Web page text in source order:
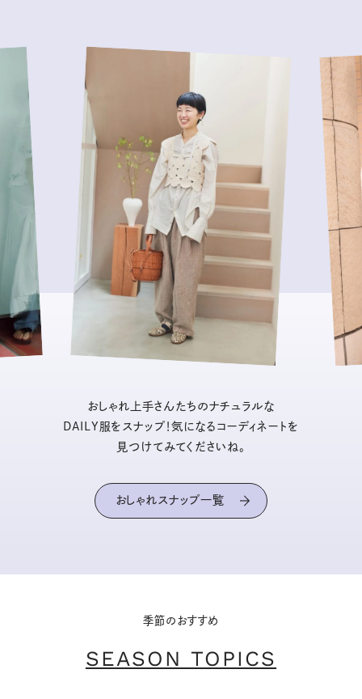
おしゃれ上手さんたちのナチュラルな
DAILY服をスナップ！気になるコーディネートを
見つけてみてくださいね。
おしゃれスナップ一覧
季節のおすすめ
SEASON TOPICS